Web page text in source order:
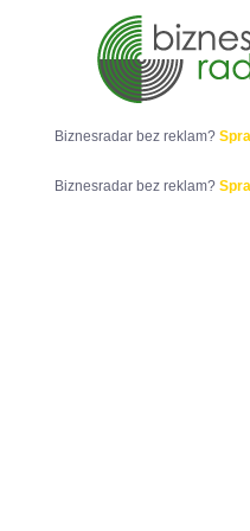
Biznesradar bez reklam?
Biznesradar bez reklam?